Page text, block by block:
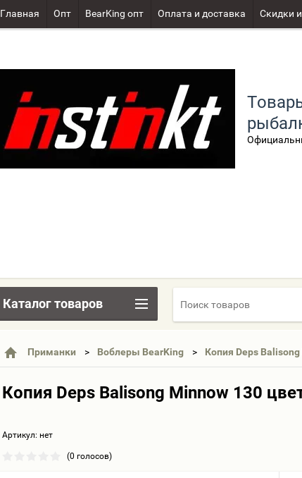
Главная Опт BearKing опт Оплата и доставка Скидки
Приманки Воблеры BearKing Копия Deps
Копия Deps Balisong Minnow 130
Артикул: нет
(0 голосов)
Каталог товаров